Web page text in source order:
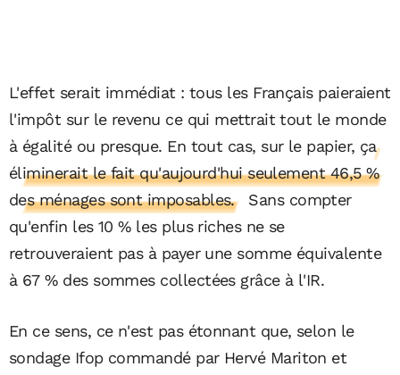
L'effet serait immédiat : tous les Français paieraient
l'impôt sur le revenu ce qui mettrait tout le monde
à égalité ou presque. En tout cas, sur le papier, ça
éliminerait le fait qu'aujourd'hui seulement 46,5 %
des ménages sont imposables.
Sans compter
qu'enfin les 10 % les plus riches ne se
retrouveraient pas à payer une somme équivalente
à 67 % des sommes collectées grâce à l'IR.
En ce sens, ce n'est pas étonnant que, selon le
sondage Ifop commandé par Hervé Mariton et